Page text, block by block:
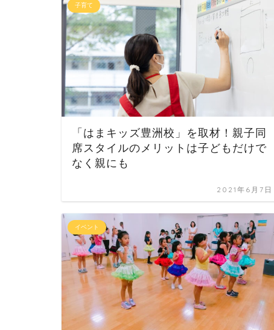
子育て
「はまキッズ豊洲校」を取材！親子同
席スタイルのメリットは子どもだけで
なく親にも
2021年6月7日
イベント